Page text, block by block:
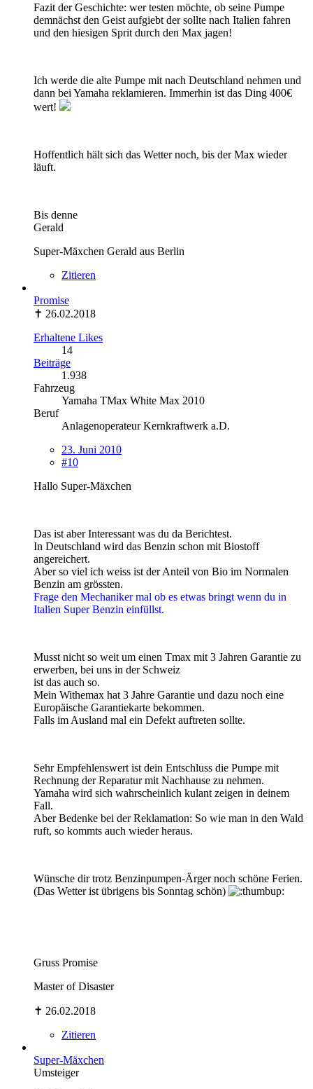
Fazit der Geschichte: wer testen möchte, ob seine Pumpe
demnächst den Geist aufgiebt der sollte nach Italien fahren
und den hiesigen Sprit durch den Max jagen!
Ich werde die alte Pumpe mit nach Deutschland nehmen und
dann bei Yamaha reklamieren. Immerhin ist das Ding 400€
wert!
Hoffentlich hält sich das Wetter noch, bis der Max wieder
läuft.
Bis denne
Gerald
Super-Mäxchen Gerald aus Berlin
Zitieren
Promise
✝ 26.02.2018
Erhaltene Likes
14
Beiträge
1.938
Fahrzeug
Yamaha TMax White Max 2010
Beruf
Anlagenoperateur Kernkraftwerk a.D.
23. Juni 2010
#10
Hallo Super-Mäxchen
Das ist aber Interessant was du da Berichtest.
In Deutschland wird das Benzin schon mit Biostoff
angereichert.
Aber so viel ich weiss ist der Anteil von Bio im Normalen
Benzin am grössten.
Frage den Mechaniker mal ob es etwas bringt wenn du in
Italien Super Benzin einfüllst.
Musst nicht so weit um einen Tmax mit 3 Jahren Garantie zu
erwerben, bei uns in der Schweiz
ist das auch so.
Mein Withemax hat 3 Jahre Garantie und dazu noch eine
Europäische Garantiekarte bekommen.
Falls im Ausland mal ein Defekt auftreten sollte.
Sehr Empfehlenswert ist dein Entschluss die Pumpe mit
Rechnung der Reparatur mit Nachhause zu nehmen.
Yamaha wird sich wahrscheinlich kulant zeigen in deinem
Fall.
Aber Bedenke bei der Reklamation: So wie man in den Wald
ruft, so kommts auch wieder heraus.
Wünsche dir trotz Benzinpumpen-Ärger noch schöne Ferien.
(Das Wetter ist übrigens bis Sonntag schön)
Gruss Promise
Master of Disaster
✝ 26.02.2018
Zitieren
Super-Mäxchen
Umsteiger